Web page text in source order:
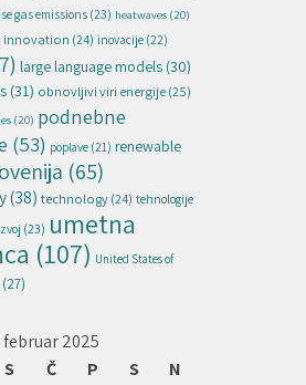
gas emissions (23) heatwaves (20)
innovation (24) inovacije (22)
large language models (30)
(31) obnovljivi viri energije(25)
(20) podnebne
(53) poplave (21) renewable
(65)
(38) technology(24) tehnologije
(23) umetna
(107) United States of
(27)
februar 2025
S Č P S N